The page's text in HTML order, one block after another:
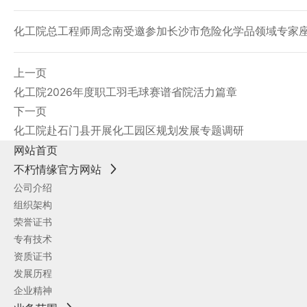
化工院总工程师周念南受邀参加长沙市危险化学品领域专家
上一页
化工院2026年度职工羽毛球赛谱省院活力篇章
下一页
化工院赴石门县开展化工园区规划发展专题调研
网站首页
不朽情缘官方网站
公司介绍
组织架构
荣誉证书
专有技术
资质证书
发展历程
企业精神